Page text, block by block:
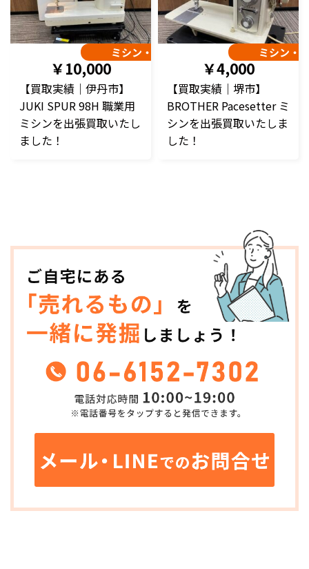
ミシン・編み機
￥10,000
【買取実績｜伊丹市】
JUKI SPUR 98H 職業用
ミシンを出張買取いたし
ました！
ミシン・
￥4,000
【買取実績｜堺市】
BROTHER Pacesetter ミ
シンを出張買取いたしま
した！